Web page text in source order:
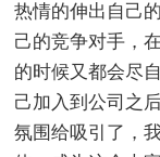
热情的伸出自己
己的竞争对手，
的时候又都会尽
己加入到公司之
氛围给吸引了，